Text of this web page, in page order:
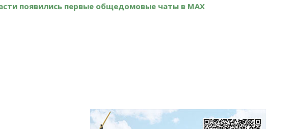
появились первые общедомовые чаты в МАХ